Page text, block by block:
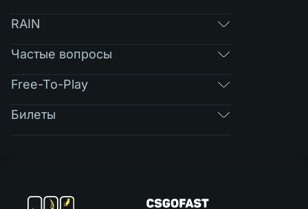
RAIN
Частые вопросы
Free-To-Play
Билеты